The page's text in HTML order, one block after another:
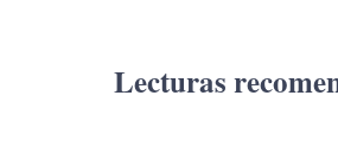
Lecturas